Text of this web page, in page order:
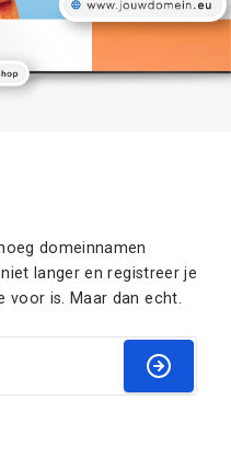
domeinnamen
langer en registreer je
voor is. Maar dan echt.